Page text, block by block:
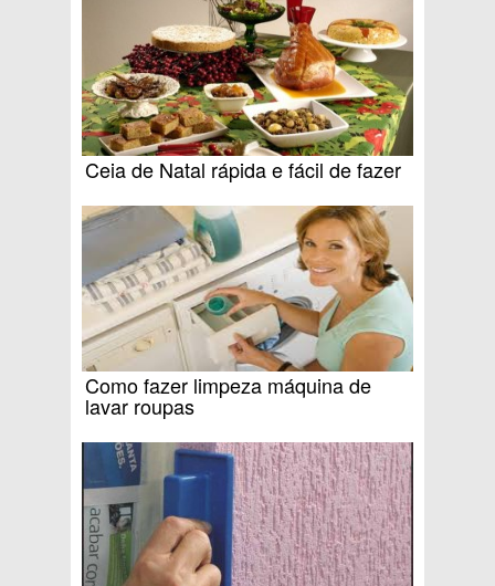
Ceia de Natal rápida e fácil de fazer
Como fazer limpeza máquina de
lavar roupas